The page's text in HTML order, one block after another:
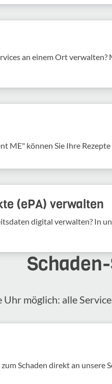
an einem Ort
ME" können Sie Ihre
(ePA) verwalten
digital verwalten? In
Uhr möglich: alle
Schaden direkt an unsere